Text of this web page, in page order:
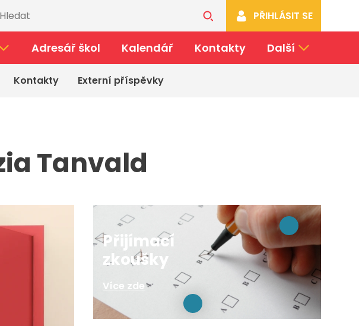
PŘIHLÁSIT SE
Adresář škol Kalendář Kontakty Další
Kontakty Externí příspěvky
Tanvald
Přijímací
zkoušky
Více zde